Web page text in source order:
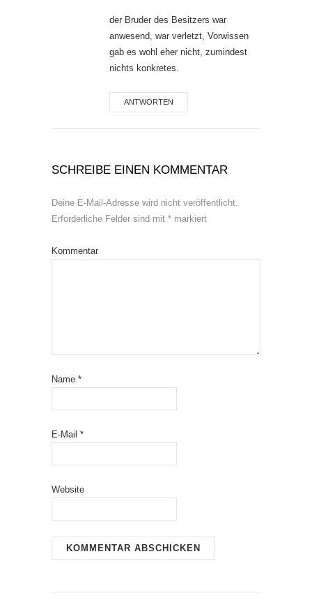
der Bruder des Besitzers war
anwesend, war verletzt, Vorwissen
gab es wohl eher nicht, zumindest
nichts konkretes.
ANTWORTEN
SCHREIBE EINEN KOMMENTAR
Deine E-Mail-Adresse wird nicht veröffentlicht.
Erforderliche Felder sind mit * markiert
Kommentar
Name *
E-Mail *
Website